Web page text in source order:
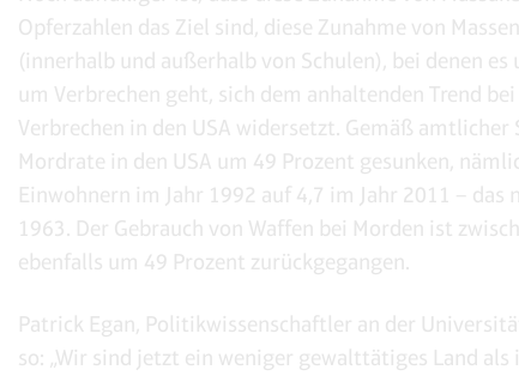
Opferzahlen das Ziel sind, diese Zunahme von
(innerhalb und außerhalb von Schulen), bei denen es
um Verbrechen geht, sich dem anhaltenden Trend
Verbrechen in den USA widersetzt. Gemäß
Mordrate in den USA um 49 Prozent gesunken,
Einwohnern im Jahr 1992 auf 4,7 im Jahr 2011 – das
1963. Der Gebrauch von Waffen bei Morden ist
ebenfalls um 49 Prozent zurückgegangen.
Patrick Egan, Politikwissenschaftler an der
so: „Wir sind jetzt ein weniger gewalttätiges Land als